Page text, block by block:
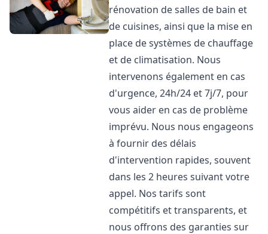
rénovation de salles de bain et
de cuisines, ainsi que la mise en
place de systèmes de chauffage
et de climatisation. Nous
intervenons également en cas
d'urgence, 24h/24 et 7j/7, pour
vous aider en cas de problème
imprévu. Nous nous engageons
à fournir des délais
d'intervention rapides, souvent
dans les 2 heures suivant votre
appel. Nos tarifs sont
compétitifs et transparents, et
nous offrons des garanties sur